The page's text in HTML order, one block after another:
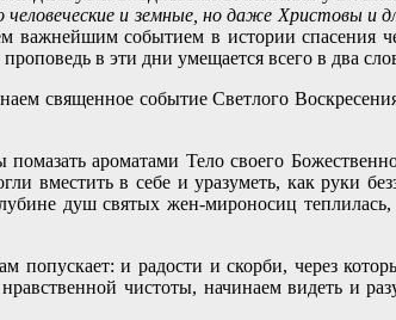
и земные, но даже Христовы и
событием в истории спасения
в эти дни умещается всего в два
священное событие Светлого
ароматами Тело своего
вместить в себе и уразуметь, как руки
душ святых жен-мироносиц
и радости и скорби, через
чистоты, начинаем видеть и